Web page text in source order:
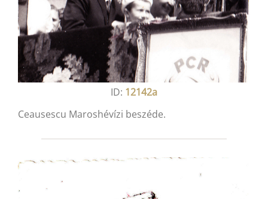
ID: 12142a
Ceausescu Maroshévízi beszéde.